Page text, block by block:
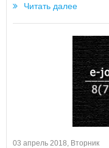
Читать далее
03 апрель 2018, Вторник